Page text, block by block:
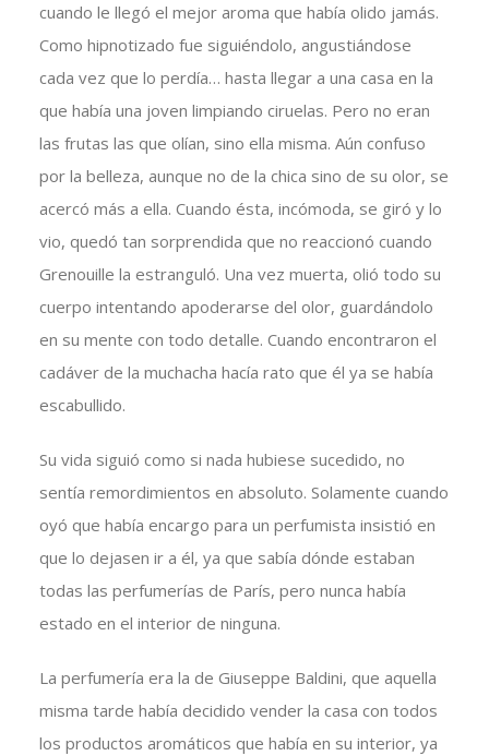
cuando le llegó el mejor aroma que había olido jamás.
Como hipnotizado fue siguiéndolo, angustiándose
cada vez que lo perdía… hasta llegar a una casa en la
que había una joven limpiando ciruelas. Pero no eran
las frutas las que olían, sino ella misma. Aún confuso
por la belleza, aunque no de la chica sino de su olor, se
acercó más a ella. Cuando ésta, incómoda, se giró y lo
vio, quedó tan sorprendida que no reaccionó cuando
Grenouille la estranguló. Una vez muerta, olió todo su
cuerpo intentando apoderarse del olor, guardándolo
en su mente con todo detalle. Cuando encontraron el
cadáver de la muchacha hacía rato que él ya se había
escabullido.
Su vida siguió como si nada hubiese sucedido, no
sentía remordimientos en absoluto. Solamente cuando
oyó que había encargo para un perfumista insistió en
que lo dejasen ir a él, ya que sabía dónde estaban
todas las perfumerías de París, pero nunca había
estado en el interior de ninguna.
La perfumería era la de Giuseppe Baldini, que aquella
misma tarde había decidido vender la casa con todos
los productos aromáticos que había en su interior, ya